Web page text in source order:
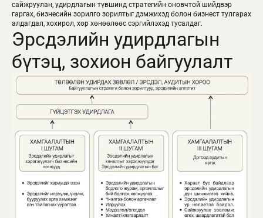
сайжруулан, удирдлагын түвшинд стратегийн оновчтой шийдвэр
гаргах, бизнесийн зорилго зорилтыг дэмжихэд болон бизнест тулгарах
алдагдал, хохирол, хор хөнөөлөөс сэргийлэхэд тусалдаг.
Эрсдэлийн удирдлагын
бүтэц, зохион байгуулалт